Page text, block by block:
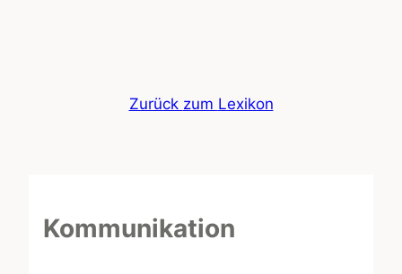
Zurück zum Lexikon
Kommunikation